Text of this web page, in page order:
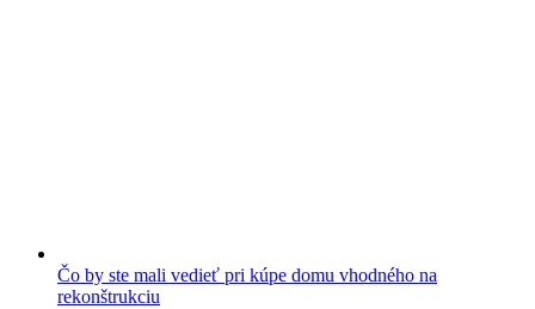
Čo by ste mali vedieť pri kúpe domu vhodného na
rekonštrukciu